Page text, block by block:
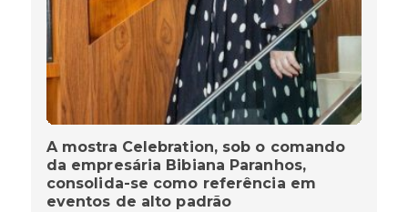
A mostra Celebration, sob o comando
da empresária Bibiana Paranhos,
consolida-se como referência em
eventos de alto padrão